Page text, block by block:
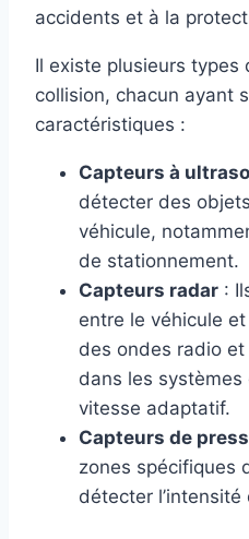
accidents et à la
Il existe plusieurs types
collision, chacun ayant
caractéristiques :
Capteurs à
détecter des
véhicule,
de stationnement.
Capteurs radar :
entre le véhicule
des ondes radio
dans les
vitesse adaptatif.
Capteurs de
zones spécifiques
détecter l’intensité